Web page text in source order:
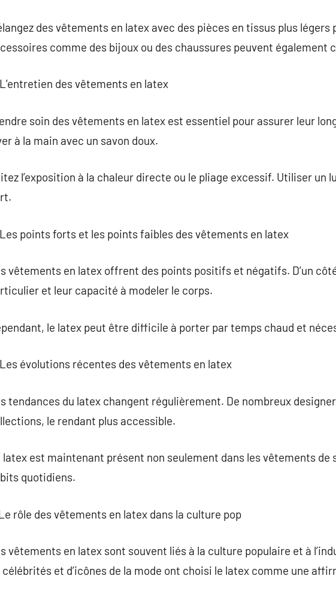
des vêtements en latex avec des pièces en tissus plus
comme des bijoux ou des chaussures peuvent également
des vêtements en latex
soin des vêtements en latex est essentiel pour assurer leur
à la main avec un savon doux.
l’exposition à la chaleur directe ou le pliage excessif. Utiliser
points forts et les points faibles des vêtements en latex
vêtements en latex offrent des points positifs et négatifs. D’un
et leur capacité à modeler le corps.
le latex peut être difficile à porter par temps chaud et
évolutions récentes des vêtements en latex
tendances du latex changent régulièrement. De nombreux
le rendant plus accessible.
latex est maintenant présent non seulement dans les vêtements de
quotidiens.
rôle des vêtements en latex dans la culture pop
vêtements en latex sont souvent liés à la culture populaire et à
célébrités et d’icônes de la mode ont choisi le latex comme une